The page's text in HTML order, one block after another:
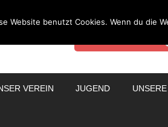
VEREIN JUGEND
Website benutzt Cookies. Wenn du die
Durch die weitere